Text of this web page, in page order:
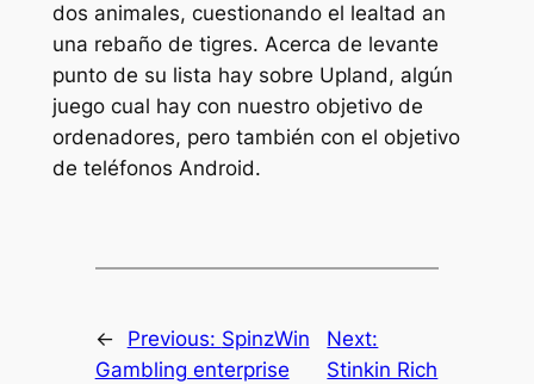
dos animales, cuestionando el lealtad an
una rebaño de tigres. Acerca de levante
punto de su lista hay sobre Upland, algún
juego cual hay con nuestro objetivo de
ordenadores, pero también con el objetivo
de teléfonos Android.
← Previous: SpinzWin
Gambling enterprise
Next:
Stinkin Rich